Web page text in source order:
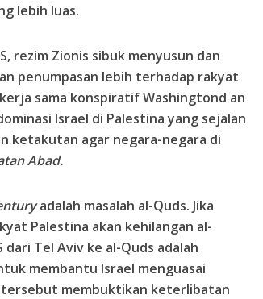
lebih luas.
rezim Zionis sibuk menyusun dan
penumpasan lebih terhadap rakyat
sama konspiratif Washingtond an
Israel di Palestina yang sejalan
ketakutan agar negara-negara di
Abad.
adalah masalah al-Quds. Jika
Palestina akan kehilangan al-
dari Tel Aviv ke al-Quds adalah
membantu Israel menguasai
tersebut membuktikan keterlibatan